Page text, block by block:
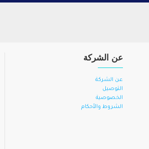
عن الشركة
عن الشركة
التوصيل
الخصوصية
الشروط والأحكام